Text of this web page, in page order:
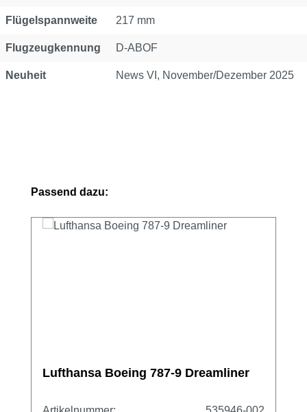
Flügelspannweite 217 mm
Flugzeugkennung D-ABOF
Neuheit News VI, November/Dezember 2025
Produktgalerie überspringen
Passend dazu:
Lufthansa Boeing 787-9 Dreamliner